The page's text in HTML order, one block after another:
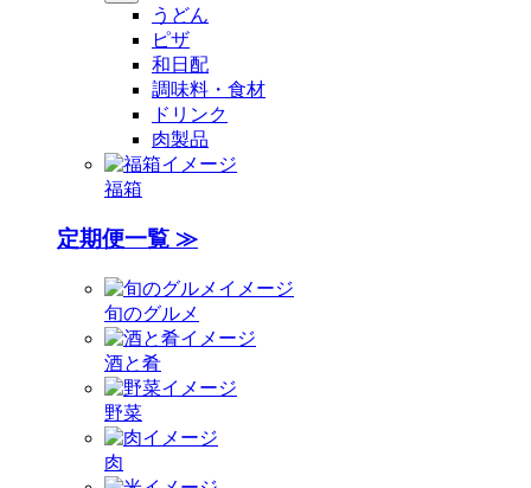
うどん
ピザ
和日配
調味料・食材
ドリンク
肉製品
福箱
定期便一覧 ≫
旬のグルメ
酒と肴
野菜
肉